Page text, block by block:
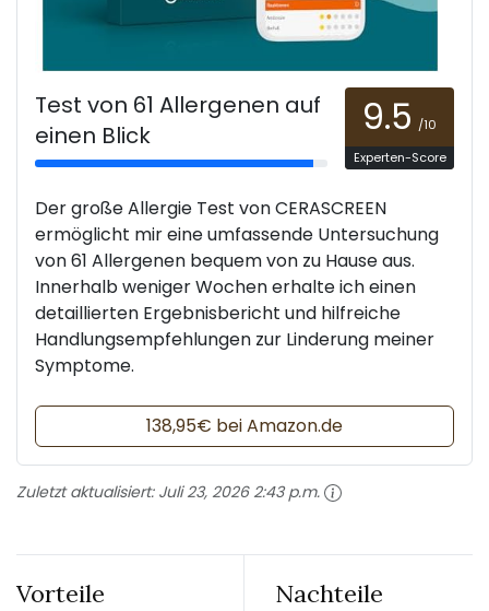
Test von 61 Allergenen auf
einen Blick
9.5 /10
Experten-Score
Der große Allergie Test von CERASCREEN
ermöglicht mir eine umfassende Untersuchung
von 61 Allergenen bequem von zu Hause aus.
Innerhalb weniger Wochen erhalte ich einen
detaillierten Ergebnisbericht und hilfreiche
Handlungsempfehlungen zur Linderung meiner
Symptome.
138,95€ bei Amazon.de
Zuletzt aktualisiert: Juli 23, 2026 2:43 p.m.
Vorteile Nachteile